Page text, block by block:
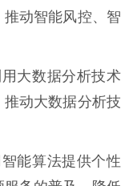
动智能风控、智
大数据分析技术
动大数据分析技
能算法提供个性